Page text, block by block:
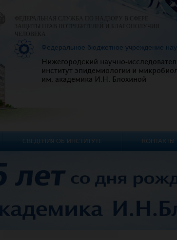
ФЕДЕРАЛЬНАЯ СЛУЖБА ПО НАДЗОРУ В СФЕРЕ
ЗАЩИТЫ ПРАВ ПОТРЕБИТЕЛЕЙ И БЛАГОПОЛУЧИЯ
ЧЕЛОВЕКА
Федеральное бюджетное учреждение
Нижегородский научно-
институт эпидемиологии и
им. академика И.Н. Блохиной
СВЕДЕНИЯ ОБ ИНСТИТУТЕ КОНТАКТЫ